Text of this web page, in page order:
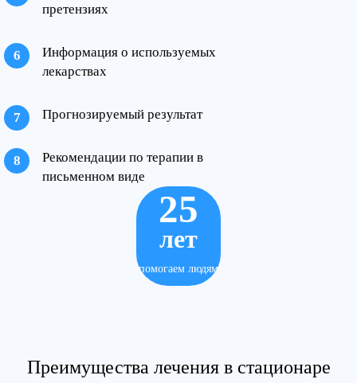
претензиях
Информация о используемых
лекарствах
Прогнозируемый результат
Рекомендации по терапии в
письменном виде
25
лет
помогаем людям
Преимущества лечения в стационаре